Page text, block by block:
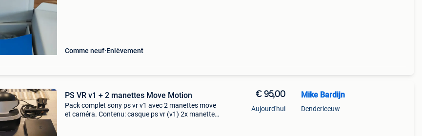
Comme neuf Enlèvement
PS VR v1 + 2 manettes Move Motion
Pack complet sony ps vr v1 avec 2 manettes move
et caméra. Contenu: casque ps vr (v1) 2x manettes
€ 95,00
Aujourd'hui
Mike Bardijn
Denderleeuw